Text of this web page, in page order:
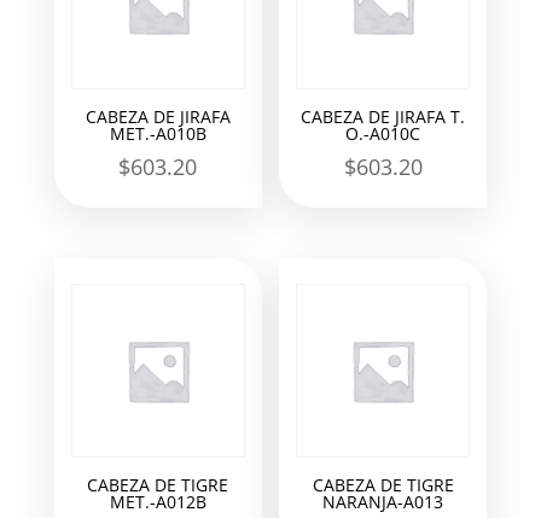
CABEZA DE JIRAFA
MET.-A010B
$603.20
CABEZA DE JIRAFA T.
O.-A010C
$603.20
CABEZA DE TIGRE
MET.-A012B
CABEZA DE TIGRE
NARANJA-A013